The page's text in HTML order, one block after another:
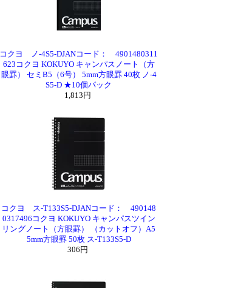
コクヨ ノ-4S5-DJANコード： 4901480311
623コクヨ KOKUYO キャンパスノート（方
眼罫） セミB5（6号） 5mm方眼罫 40枚 ノ-4
S5-D ★10個パック
1,813円
コクヨ ス-T133S5-DJANコード： 490148
0317496コクヨ KOKUYO キャンパスツイン
リングノート（方眼罫） （カットオフ）A5
5mm方眼罫 50枚 ス-T133S5-D
306円